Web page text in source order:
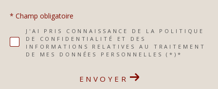
J'AI PRIS CONNAISSANCE DE LA POLITIQUE
DE CONFIDENTIALITÉ ET DES
INFORMATIONS RELATIVES AU TRAITEMENT
DE MES DONNÉES PERSONNELLES (*)*
* Champ obligatoire
ENVOYER